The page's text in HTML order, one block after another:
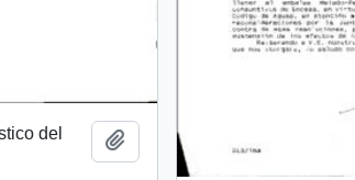
del
Add to clipboard